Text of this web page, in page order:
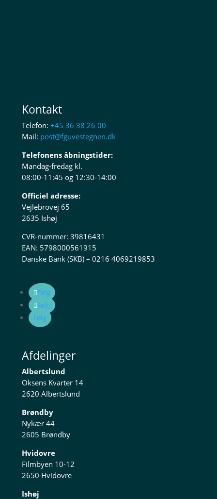
Kontakt
Telefon: +45 36 38 26 00
Mail: post@fguvestegnen.dk
Telefonens åbningstider:
Mandag-fredag kl.
08:00-11:45 og 12:30-14:00
Officiel adresse:
Vejlebrovej 65
2635 Ishøj
CVR-nummer: 39816431
EAN: 5798000561915
Danske Bank (SKB) – 0216 4069219853
Følg
Følg
Følg
Afdelinger
Albertslund
Oksens Kvarter 14
2620 Albertslund
Brøndby
Nykær 44
2605 Brøndby
Hvidovre
Filmbyen 10-12
2650 Hvidovre
Ishøj